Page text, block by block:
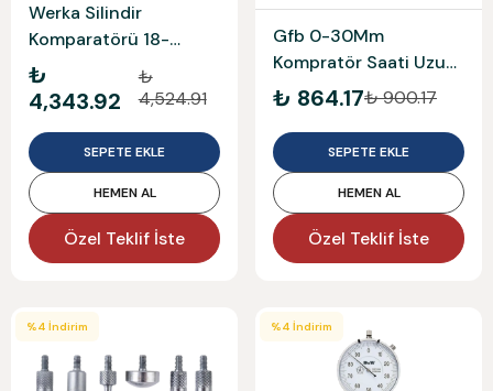
Werka Silindir
Komparatörü 18-
35X0.01Mm
Werka220-7138
₺
4,343.92
₺
4,524.91
SEPETE EKLE
HEMEN AL
Özel Teklif İste
Gfb 0-30Mm
Kompratör Saati Uzun
Çubuklu Gfb1306
₺ 864.17₺ 900.17
SEPETE EKLE
HEMEN AL
Özel Teklif İste
%4 İndirim %4 İndirim